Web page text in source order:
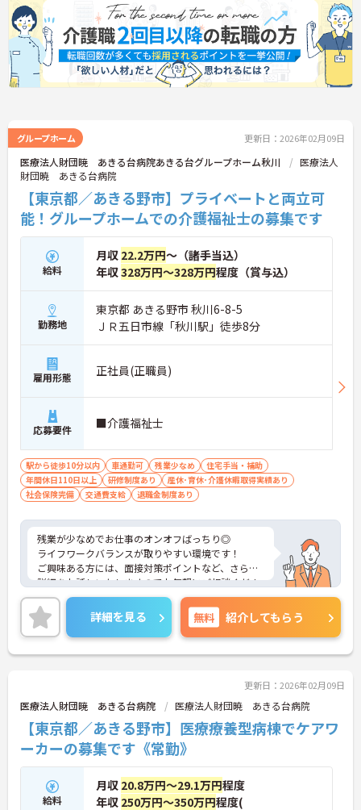
グループホーム 更新日：2026年02月09日
医療法人財団暁 あきる台病院あきる台グループホーム秋川
医療法人
財団暁 あきる台病院
【東京都／あきる野市】プライベートと両立可
能！グループホームでの介護福祉士の募集です
給料
月収 22.2万円～（諸手当込）
年収328万円～328万円程度（賞与込）
勤務地
東京都 あきる野市 秋川6-8-5
ＪＲ五日市線「秋川駅」徒歩8分
雇用形態 正社員(正職員)
応募要件 ■介護福祉士
駅から徒歩10分以内 車通勤可 残業少なめ
住宅手当・補助
年間休日110日以上
研修制度あり
産休･育休･介護休暇取得実績あり
社会保険完備
交通費支給 退職金制度あり
残業が少なめでお仕事のオンオフばっちり◎
ライフワークバランスが取りやすい環境です！
ご興味ある方には、面接対策ポイントなど、さらに
詳細をお話しいたしますのでお気軽にご相談くださ
い！
詳細を見る 無料 紹介してもらう
更新日：2026年02月09日
医療法人財団暁 あきる台病院 医療法人財団暁 あきる台病院
【東京都／あきる野市】医療療養型病棟でケアワ
ーカーの募集です《常勤》
給料
月収 20.8万円～29.1万円程度
年収 250万円～350万円程度(